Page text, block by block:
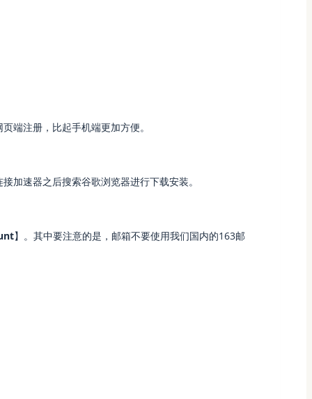
端注册，比起手机端更加方便。
加速器之后搜索谷歌浏览器进行下载安装。
】。其中要注意的是，邮箱不要使用我们国内的163邮